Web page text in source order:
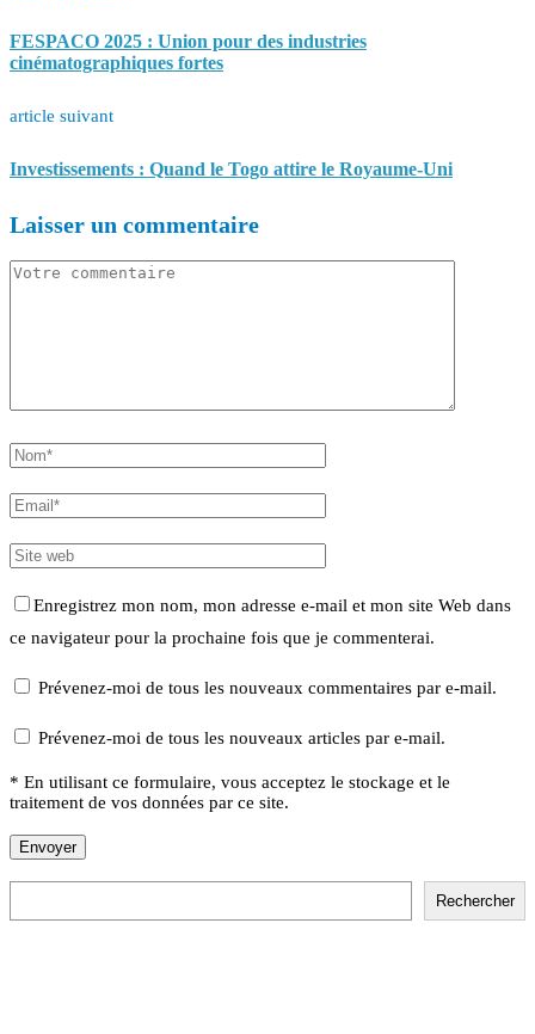
FESPACO 2025 : Union pour des industries
cinématographiques fortes
article suivant
Investissements : Quand le Togo attire le Royaume-Uni
Laisser un commentaire
Enregistrez mon nom, mon adresse e-mail et mon site Web dans
ce navigateur pour la prochaine fois que je commenterai.
Prévenez-moi de tous les nouveaux commentaires par e-mail.
Prévenez-moi de tous les nouveaux articles par e-mail.
* En utilisant ce formulaire, vous acceptez le stockage et le
traitement de vos données par ce site.
Rechercher